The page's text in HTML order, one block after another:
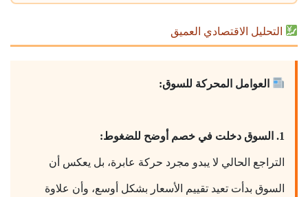
التحليل الاقتصادي العميق
العوامل المحركة للسوق:
1. السوق دخلت في خصم أوضح للضغوط:
التراجع الحالي لا يبدو مجرد حركة عابرة، بل يعكس أن
السوق بدأت تعيد تقييم الأسعار بشكل أوسع، وأن علاوة